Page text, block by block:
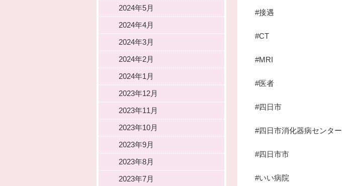
#接遇
#CT
#MRI
#医者
#四日市
#四日市消化器病センター
#四日市市
#いい病院
2024年5月
2024年4月
2024年3月
2024年2月
2024年1月
2023年12月
2023年11月
2023年10月
2023年9月
2023年8月
2023年7月